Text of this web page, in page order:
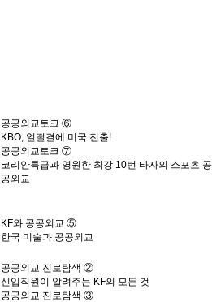
공공외교토크 ⑥
KBO, 얼떨결에 미국 진출!
공공외교토크 ⑦
코리안특급과 영원한 최강 10번 타자의 스포츠 공
공외교
KF와 공공외교 ⑤
한국 미술과 공공외교
공공외교 진로탐색 ②
신입직원이 알려주는 KF의 모든 것
공공외교 진로탐색 ③